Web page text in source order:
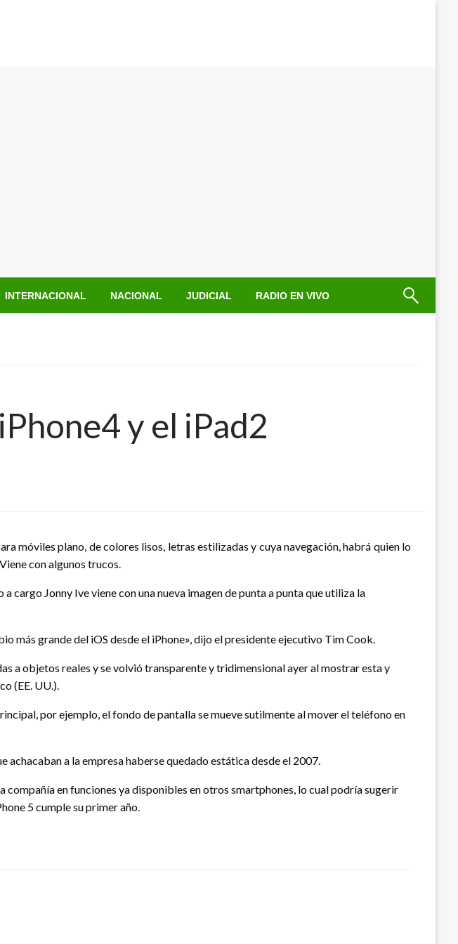
INTERNACIONAL NACIONAL JUDICIAL RADIO EN VIVO
y el iPad2
móviles plano, de colores lisos, letras estilizadas y cuya navegación, habrá quien lo
con algunos trucos.
Jonny Ive viene con una nueva imagen de punta a punta que utiliza la
más grande del iOS desde el iPhone», dijo el presidente ejecutivo Tim Cook.
a objetos reales y se volvió transparente y tridimensional ayer al mostrar esta y
(EE. UU.).
por ejemplo, el fondo de pantalla se mueve sutilmente al mover el teléfono en
achacaban a la empresa haberse quedado estática desde el 2007.
en funciones ya disponibles en otros smartphones, lo cual podría sugerir
5 cumple su primer año.